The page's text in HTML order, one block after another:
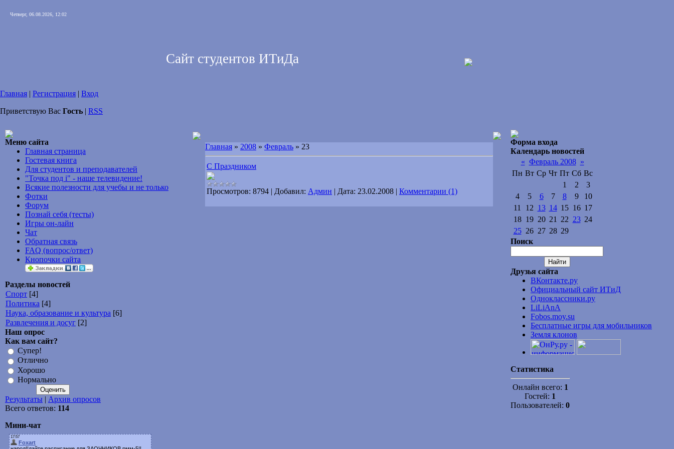
Четверг, 06.08.2026, 12:02
Сайт студентов ИТиДа
Главная | Регистрация | Вход
Приветствую Вас Гость | RSS
Меню сайта
Главная страница
Гостевая книга
Для студентов и преподавателей
"Точка под i" - наше телевидение!
Всякие полезности для учебы и не только
Фотки
Форум
Познай себя (тесты)
Игры он-лайн
Чат
Обратная связь
FAQ (вопрос/ответ)
Кнопочки сайта
Разделы новостей
Спорт [4]
Политика [4]
Наука, образование и культура [6]
Развлечения и досуг [2]
Наш опрос
Как вам сайт?
Супер!
Отлично
Хорошо
Нормально
Результаты | Архив опросов
Всего ответов: 114
Мини-чат
Главная » 2008 » Февраль » 23
С Праздником
Просмотров: 8794 | Добавил: Админ | Дата: 23.02.2008 | Комментарии (1)
Форма входа
Календарь новостей
« Февраль 2008 »
Пн Вт Ср Чт Пт Сб Вс
1
2
3
4
5 6 7 8 9
10
11
12 13 14 15 16 17
18 19 20 21 22 23 24
25 26 27 28 29
Поиск
Друзья сайта
ВКонтакте.ру
Официальный сайт ИТиД
Одноклассники.ру
LiLiAnA
Fobos.moy.su
Бесплатные игры для мобильников
Земля клонов
Статистика
Онлайн всего: 1
Гостей: 1
Пользователей: 0